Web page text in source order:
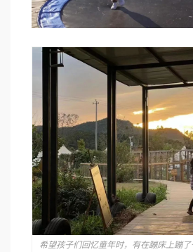
希望孩子们回忆童年时，有在蹦床上蹦